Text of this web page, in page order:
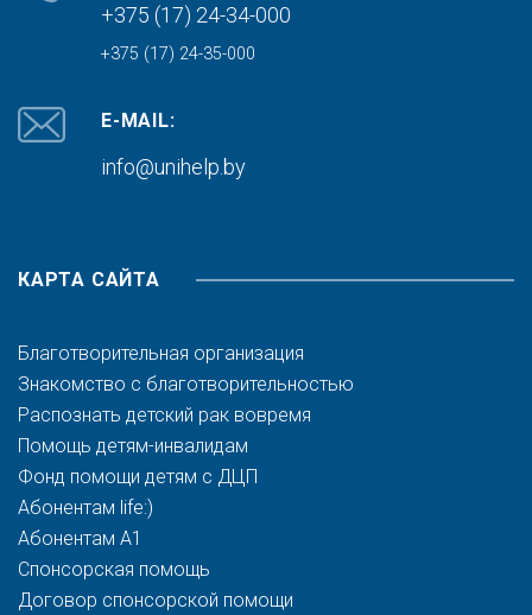
+375 (17) 24-34-000
+375 (17) 24-35-000
E-MAIL:
info@unihelp.by
КАРТА САЙТА
Благотворительная организация
Знакомство с благотворительностью
Распознать детский рак вовремя
Помощь детям-инвалидам
Фонд помощи детям с ДЦП
Абонентам life:)
Абонентам A1
Спонсорская помощь
Договор спонсорской помощи